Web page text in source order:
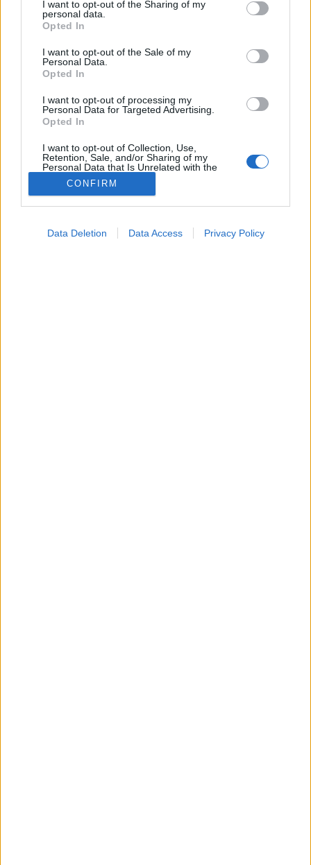
not limited to your visit or usage behaviour. You may click to
grant or deny consent to Google and its third-party tags to
use your data for below specified purposes in below Google
consent section.
I want to opt-out of the Sharing of my
personal data.
Opted In
I want to opt-out of the Sale of my
Personal Data.
Opted In
I want to opt-out of processing my
Personal Data for Targeted Advertising.
Opted In
I want to opt-out of Collection, Use,
Retention, Sale, and/or Sharing of my
Personal Data that Is Unrelated with the
Purposes for which it was collected.
Opted Out
CONFIRM
Data Deletion Data Access Privacy Policy